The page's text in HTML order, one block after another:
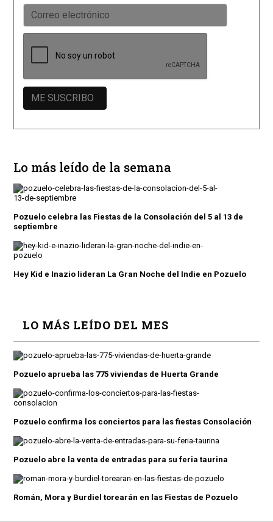
Lo más leído de la semana
Pozuelo celebra las Fiestas de la Consolación del 5 al 13 de
septiembre
Hey Kid e Inazio lideran La Gran Noche del Indie en Pozuelo
LO MÁS LEÍDO DEL MES
Pozuelo aprueba las 775 viviendas de Huerta Grande
Pozuelo confirma los conciertos para las fiestas Consolación
Pozuelo abre la venta de entradas para su feria taurina
Román, Mora y Burdiel torearán en las Fiestas de Pozuelo